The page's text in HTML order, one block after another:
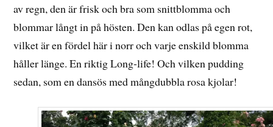
av regn, den är frisk och bra som snittblomma och
blommar långt in på hösten. Den kan odlas på egen rot,
vilket är en fördel här i norr och varje enskild blomma
håller länge. En riktig Long-life! Och vilken pudding
sedan, som en dansös med mångdubbla rosa kjolar!